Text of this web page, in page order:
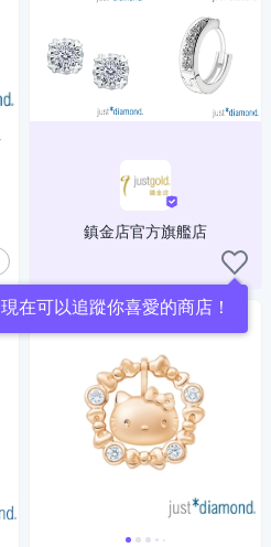
鎮金店官方旗艦店
現在可以追蹤你喜愛的商店！